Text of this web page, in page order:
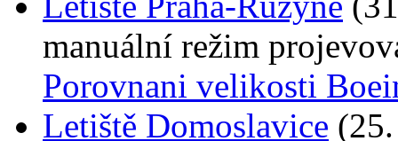
manuální režim
Porovnani velikosti
Letiště Domoslavice